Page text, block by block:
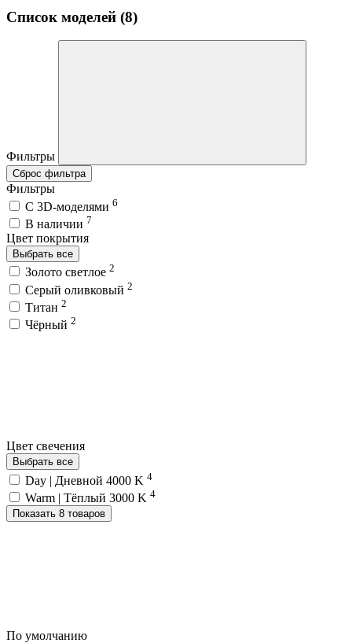
Список моделей (8)
Фильтры
Сброс фильтра
Фильтры
C 3D-моделями 6
В наличии 7
Цвет покрытия
Выбрать все
Золото светлое 2
Серый оливковый 2
Титан 2
Чёрный 2
Цвет свечения
Выбрать все
Day | Дневной 4000 K 4
Warm | Тёплый 3000 K 4
Показать 8 товаров
По умолчанию